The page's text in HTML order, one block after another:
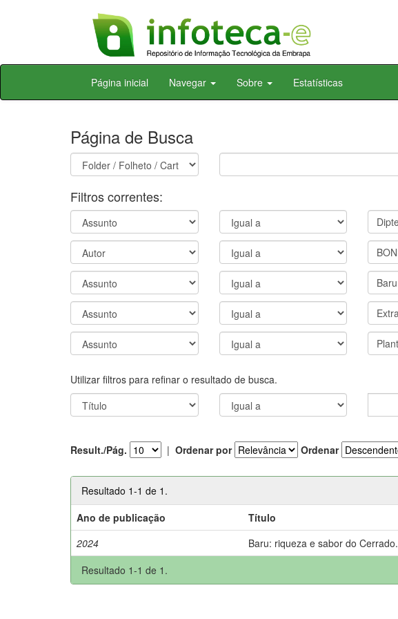
Skip
Página inicial Navegar Sobre Estatísticas
Página de Busca
Filtros correntes:
Utilizar filtros para refinar o resultado de busca.
Result./Pág. | Ordenar por Ordenar
Resultado 1-1 de 1.
Ano de publicação
Título
2024
Baru: riqueza e sabor do Cerrado.
Resultado 1-1 de 1.